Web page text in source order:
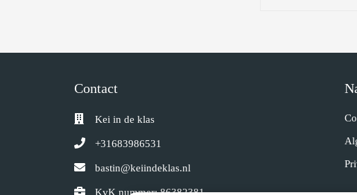
Contact
Kei in de klas
+31683986531
bastin@keiindeklas.nl
KvK nummer: 86382381